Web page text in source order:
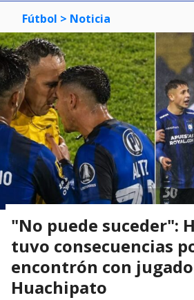
Fútbol > Noticia
"No puede suceder":
tuvo consecuencias
encontrón con
Huachipato